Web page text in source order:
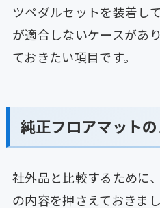
ツペダルセットを装着し
が適合しないケースがあ
ておきたい項目です。
純正フロアマット
社外品と比較するために
の内容を押さえておきまし